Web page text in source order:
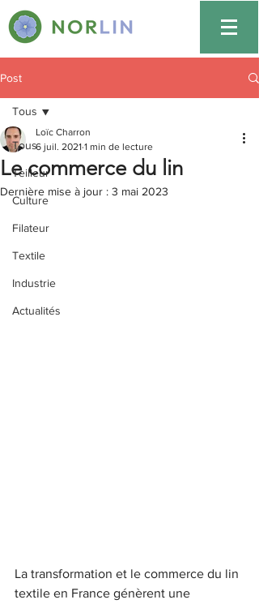
Post
Tous
Teilleur
Culture
Filateur
Textile
Industrie
Actualités
Tous
Le commerce du lin
Loïc Charron
6 juil. 2021 1 min de lecture
Dernière mise à jour : 3 mai 2023
La transformation et le commerce du lin
textile en France génèrent une